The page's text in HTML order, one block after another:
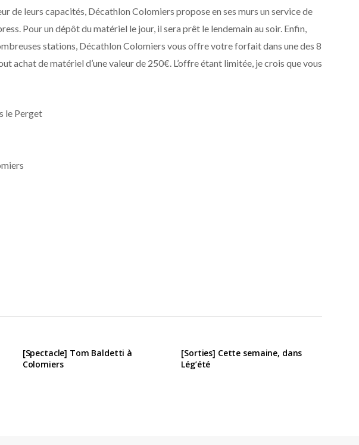
de leurs capacités, Décathlon Colomiers propose en ses murs un service de
Pour un dépôt du matériel le jour, il sera prêt le lendemain au soir. Enfin,
stations, Décathlon Colomiers vous offre votre forfait dans une des 8
achat de matériel d’une valeur de 250€. L’offre étant limitée, je crois que vous
le Perget
[Spectacle] Tom Baldetti à
Colomiers
[Sorties] Cette semaine, dans
Lég’été